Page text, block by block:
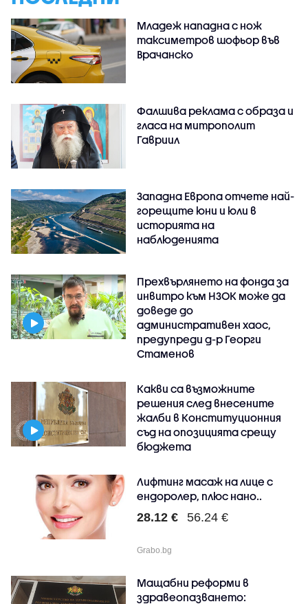
Младеж нападна с нож
таксиметров шофьор във
Врачанско
Фалшива реклама с образа и
гласа на митрополит
Гавриил
Западна Европа отчете най-
горещите юни и юли в
историята на
наблюденията
Прехвърлянето на фонда за
инвитро към НЗОК може да
доведе до
административен хаос,
предупреди д-р Георги
Стаменов
Какви са възможните
решения след внесените
жалби в Конституционния
съд на опозицията срещу
бюджета
Лифтинг масаж на лице с
ендоролер, плюс нано..
28.12 € 56.24 €
Grabo.bg
Мащабни реформи в
здравеопазването: